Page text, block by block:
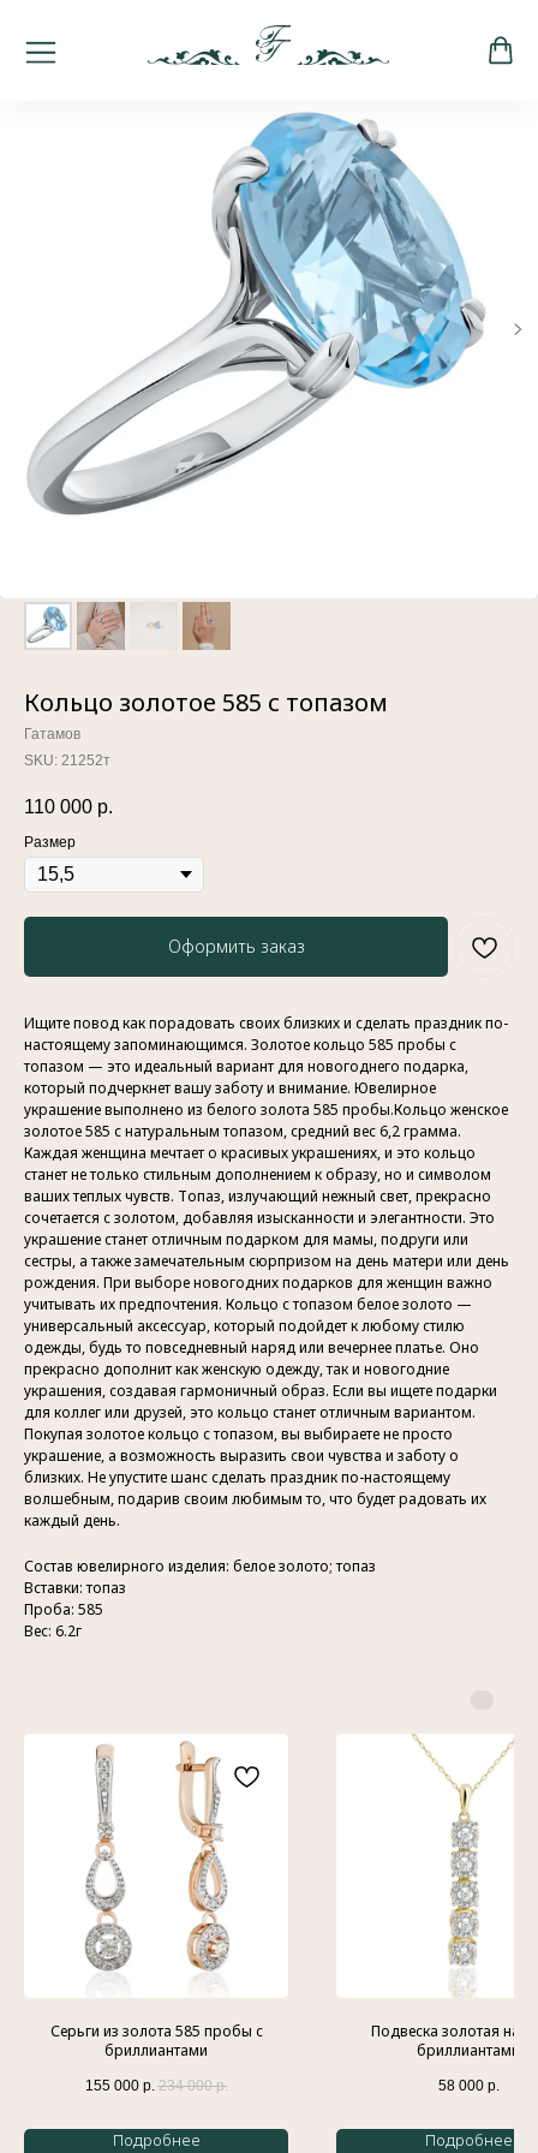
Кольцо золотое 585 с топазом
Гатамов
SKU: 21252т
110 000 р.
Размер
Оформить заказ
Ищите повод как порадовать своих близких и сделать праздник по-
настоящему запоминающимся. Золотое кольцо 585 пробы с
топазом — это идеальный вариант для новогоднего подарка,
который подчеркнет вашу заботу и внимание. Ювелирное
украшение выполнено из белого золота 585 пробы.Кольцо женское
золотое 585 с натуральным топазом, средний вес 6,2 грамма.
Каждая женщина мечтает о красивых украшениях, и это кольцо
станет не только стильным дополнением к образу, но и символом
ваших теплых чувств. Топаз, излучающий нежный свет, прекрасно
сочетается с золотом, добавляя изысканности и элегантности. Это
украшение станет отличным подарком для мамы, подруги или
сестры, а также замечательным сюрпризом на день матери или день
рождения. При выборе новогодних подарков для женщин важно
учитывать их предпочтения. Кольцо с топазом белое золото —
универсальный аксессуар, который подойдет к любому стилю
одежды, будь то повседневный наряд или вечернее платье. Оно
прекрасно дополнит как женскую одежду, так и новогодние
украшения, создавая гармоничный образ. Если вы ищете подарки
для коллег или друзей, это кольцо станет отличным вариантом.
Покупая золотое кольцо с топазом, вы выбираете не просто
украшение, а возможность выразить свои чувства и заботу о
близких. Не упустите шанс сделать праздник по-настоящему
волшебным, подарив своим любимым то, что будет радовать их
каждый день.
Состав ювелирного изделия: белое золото; топаз
Вставки: топаз
Проба: 585
Вес: 6.2г
Серьги из золота 585 пробы с
бриллиантами
155 000 р. 234 000 р.
Подробнее
Подвеска золотая на
бриллиантами
58 000 р.
Подробнее
Украшения
История бренда
Доставка и оплата
Обручальные кольца
Контакты
Индивидуальный предприниматель
Гатамов Гасан Абдулмеджидович
ИНН: 056210217186
Эл. почта:
gatgasan@mail.ru